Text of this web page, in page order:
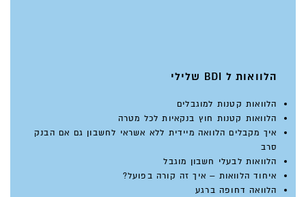
הלוואות ל BDI שלילי
הלוואות קטנות למוגבלים
הלוואות קטנות חוץ בנקאיות לכל מטרה
איך מקבלים הלוואה מיידית ללא אשראי לחשבון גם אם הבנק
סרב
הלוואות לבעלי חשבון מוגבל
איחוד הלוואות – איך זה קורה בפועל?
הלוואה דחופה ברגע